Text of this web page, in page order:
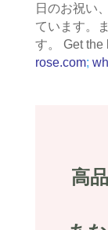
日のお祝い
ています。ま
す。 Get the
rose.com;
高